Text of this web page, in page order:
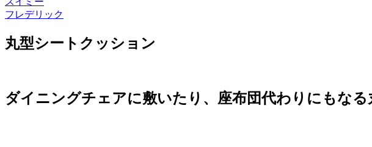
フレデリック
丸型シートクッション
ダイニングチェアに敷いたり、座布団代わりにもな